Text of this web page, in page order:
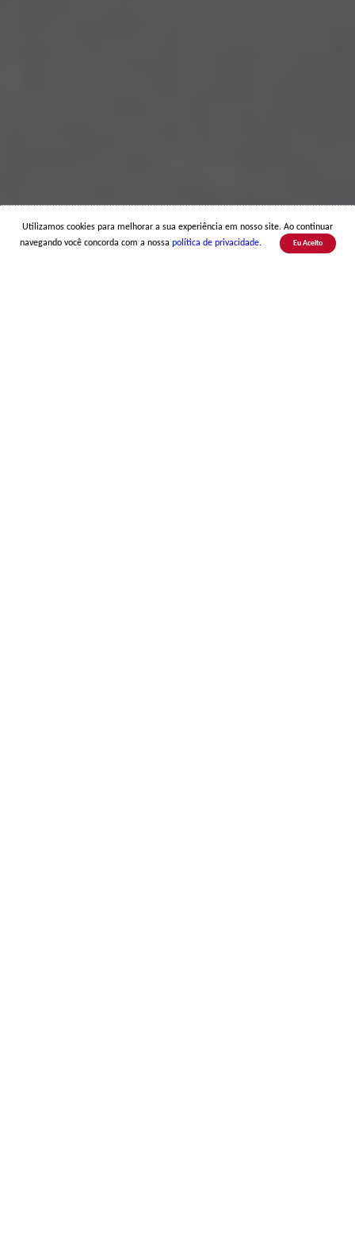
Utilizamos cookies para melhorar a sua experiência em nosso site. Ao continuar
navegando você concorda com a nossa política de privacidade. Eu Aceito